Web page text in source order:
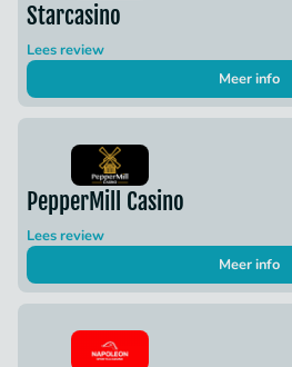
Starcasino
Lees review
Meer info
PepperMill Casino
Lees review
Meer info